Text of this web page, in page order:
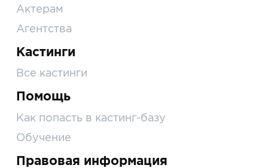
Актерам
Агентства
Кастинги
Все кастинги
Помощь
Как попасть в кастинг-базу
Обучение
Правовая информация